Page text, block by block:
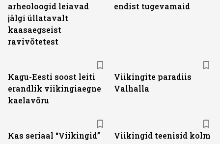
arheoloogid leiavad
jälgi üllatavalt
kaasaegseist
ravivõtetest
endist tugevamaid
Kagu-Eesti soost leiti
erandlik viikingiaegne
kaelavõru
Viikingite paradiis
Valhalla
Kas seriaal “Viikingid”
Viikingid teenisid kolm